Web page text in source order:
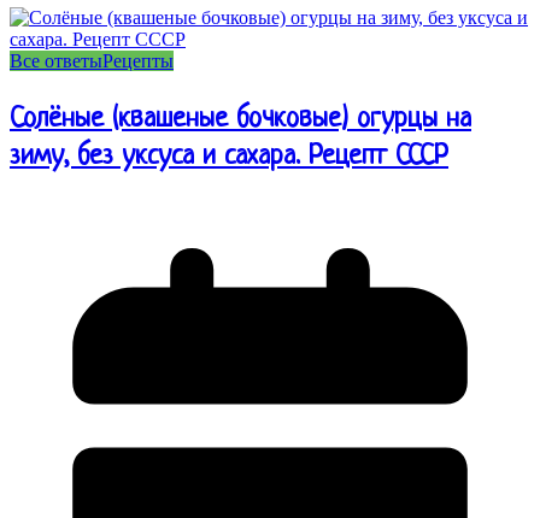
Все ответыРецепты
Солёные (квашеные бочковые) огурцы на
зиму, без уксуса и сахара. Рецепт СССР